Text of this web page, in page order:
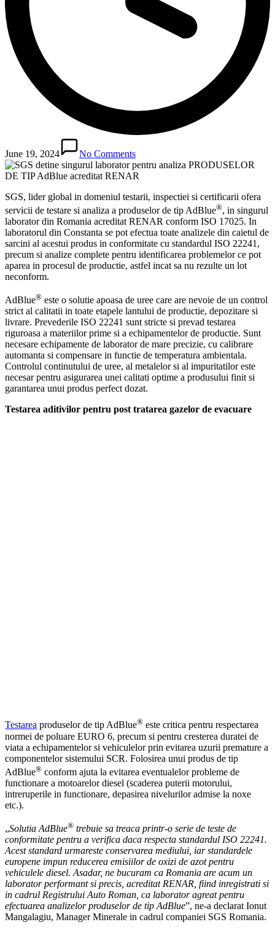
June 19, 2024 No Comments
SGS, lider global in domeniul testarii, inspectiei si certificarii ofera
servicii de testare si analiza a produselor de tip AdBlue®, in singurul
laborator din Romania acreditat RENAR conform ISO 17025. In
laboratorul din Constanta se pot efectua toate analizele din caietul de
sarcini al acestui produs in conformitate cu standardul ISO 22241,
precum si analize complete pentru identificarea problemelor ce pot
aparea in procesul de productie, astfel incat sa nu rezulte un lot
neconform.
AdBlue® este o solutie apoasa de uree care are nevoie de un control
strict al calitatii in toate etapele lantului de productie, depozitare si
livrare. Prevederile ISO 22241 sunt stricte si prevad testarea
riguroasa a materiilor prime si a echipamentelor de productie. Sunt
necesare echipamente de laborator de mare precizie, cu calibrare
automanta si compensare in functie de temperatura ambientala.
Controlul continutului de uree, al metalelor si al impuritatilor este
necesar pentru asigurarea unei calitati optime a produsului finit si
garantarea unui produs perfect dozat.
Testarea aditivilor pentru post tratarea gazelor de evacuare
Testarea produselor de tip AdBlue® este critica pentru respectarea
normei de poluare EURO 6, precum si pentru cresterea duratei de
viata a echipamentelor si vehiculelor prin evitarea uzurii premature a
componentelor sistemului SCR. Folosirea unui produs de tip
AdBlue® conform ajuta la evitarea eventualelor probleme de
functionare a motoarelor diesel (scaderea puterii motorului,
intreruperile in functionare, depasirea nivelurilor admise la noxe
etc.).
„Solutia AdBlue® trebuie sa treaca printr-o serie de teste de
conformitate pentru a verifica daca respecta standardul ISO 22241.
Acest standard urmareste conservarea mediului, iar standardele
europene impun reducerea emisiilor de oxizi de azot pentru
vehiculele diesel. Asadar, ne bucuram ca Romania are acum un
laborator performant si precis, acreditat RENAR, fiind inregistrati si
in cadrul Registrului Auto Roman, ca laborator agreat pentru
efectuarea analizelor produselor de tip AdBlue”, ne-a declarat Ionut
Mangalagiu, Manager Minerale in cadrul companiei SGS Romania.